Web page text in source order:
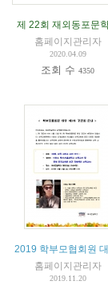
제 22회 재외동포문
홈페이지관리자
2020.04.09
조회 수4350
홈페이지관리자
2019.11.20